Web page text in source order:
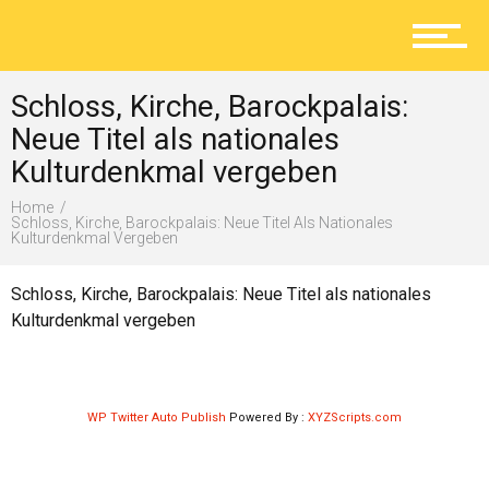
Lokal
Ratgeber
Service
Schloss, Kirche, Barockpalais:
Neue Titel als nationales
Kulturdenkmal vergeben
Home
Schloss, Kirche, Barockpalais: Neue Titel Als Nationales
Kulturdenkmal Vergeben
Schloss, Kirche, Barockpalais: Neue Titel als nationales
Kulturdenkmal vergeben
WP Twitter Auto Publish Powered By : XYZScripts.com